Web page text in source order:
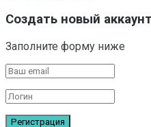
Создать новый
Заполните форму ниже